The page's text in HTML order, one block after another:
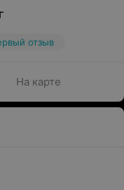
отзыв
На карте